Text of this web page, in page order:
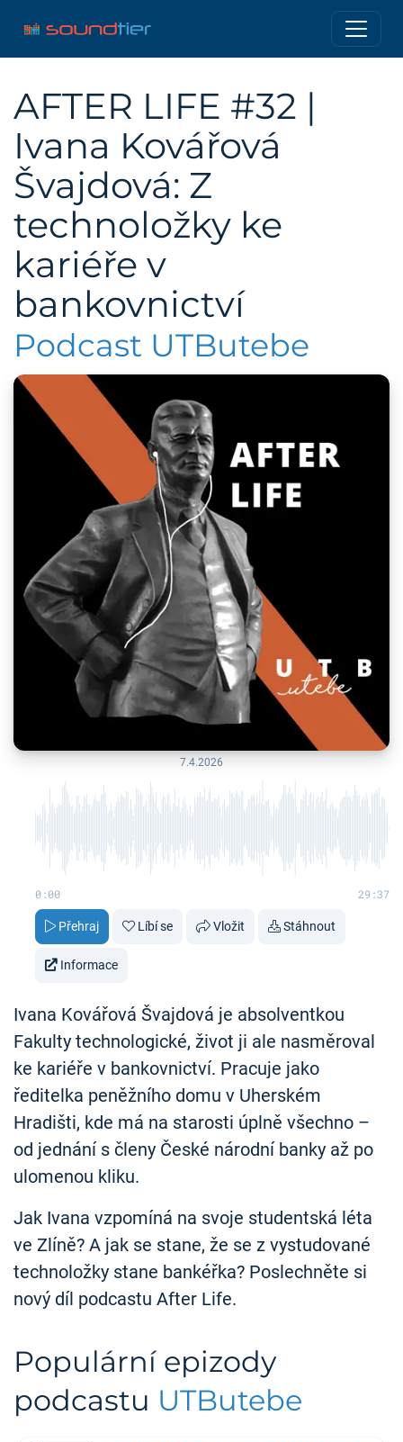
AFTER LIFE #32 |
Ivana Kovářová
Švajdová: Z
technoložky ke
kariéře v
bankovnictví
Podcast UTButebe
7.4.2026
0:00 29:37
Přehraj Líbí se Vložit Stáhnout
Informace
Ivana Kovářová Švajdová je absolventkou
Fakulty technologické, život ji ale nasměroval
ke kariéře v bankovnictví. Pracuje jako
ředitelka peněžního domu v Uherském
Hradišti, kde má na starosti úplně všechno –
od jednání s členy České národní banky až po
ulomenou kliku.
Jak Ivana vzpomíná na svoje studentská léta
ve Zlíně? A jak se stane, že se z vystudované
technoložky stane bankéřka? Poslechněte si
nový díl podcastu After Life.
Populární epizody
podcastu UTButebe